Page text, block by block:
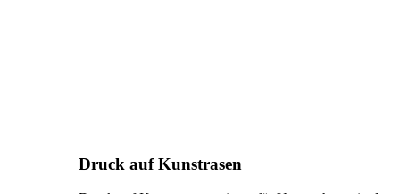
Druck auf Kunstrasen